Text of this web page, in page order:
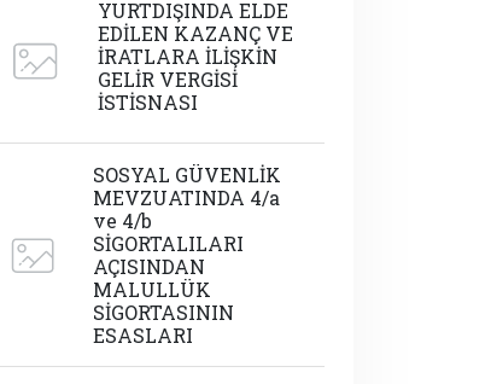
YURTDIŞINDA ELDE
EDİLEN KAZANÇ VE
İRATLARA İLİŞKİN
GELİR VERGİSİ
İSTİSNASI
SOSYAL GÜVENLİK
MEVZUATINDA 4/a
ve 4/b
SİGORTALILARI
AÇISINDAN
MALULLÜK
SİGORTASININ
ESASLARI